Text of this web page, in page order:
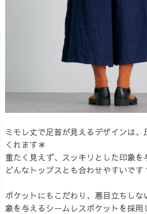
ミモレ丈で足首が見えるデザインは、
くれます＊
重たく見えず、スッキリとした印象を
どんなトップスとも合わせやすいです
ポケットにもこだわり、悪目立ちしな
象を与えるシームレスポケットを採用